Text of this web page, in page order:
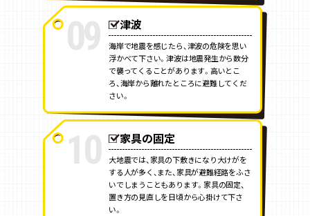
09 津波
海岸で地震を感じたら、津波の危険を思い
浮かべて下さい。津波は地震発生から数分
で襲ってくることがあります。高いとこ
ろ、海岸から離れたところに避難してくだ
さい。
10 家具の固定
大地震では、家具の下敷きになり大けがを
する人が多く、また、家具が避難経路をふさ
いでしまうこともあります。家具の固定、
置き方の見直しを日頃から心掛けて下さ
い。